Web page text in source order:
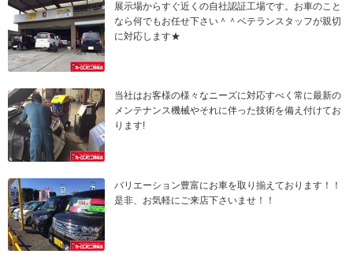
展示場からすぐ近くの自社認証工場です。お車のこと
なら何でもお任せ下さい＾＾ベテランスタッフが親切
に対応します★
当社はお客様の様々なニーズに対応すべく常に最新の
メンテナンス機械やそれに伴った技術を備え付けてお
ります!
バリエーション豊富にお車を取り揃えております！！
是非、お気軽にご来店下さいませ！！